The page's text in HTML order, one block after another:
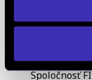
kvality a
analytickej
Spoločnosť